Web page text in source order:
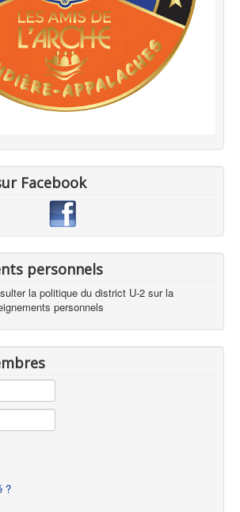
Facebook
personnels
la politique du district U-2 sur la
personnels
?